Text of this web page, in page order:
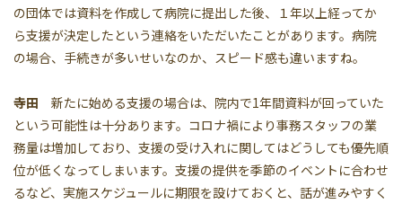
の団体では資料を作成して病院に提出した後、１年以上経ってか
ら支援が決定したという連絡をいただいたことがあります。病院
の場合、手続きが多いせいなのか、スピード感も違いますね。
寺田 新たに始める支援の場合は、院内で1年間資料が回っていた
という可能性は十分あります。コロナ禍により事務スタッフの業
務量は増加しており、支援の受け入れに関してはどうしても優先順
位が低くなってしまいます。支援の提供を季節のイベントに合わせ
るなど、実施スケジュールに期限を設けておくと、話が進みやすく